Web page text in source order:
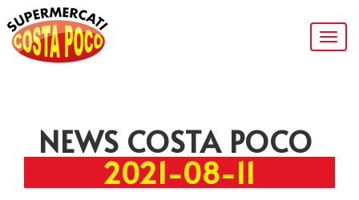
NEWS COSTA POCO
2021-08-11